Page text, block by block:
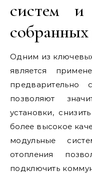
систем и
Одним из
является
предварительно
позволяют
установки,
более высокое
модульные
отопления
подключить